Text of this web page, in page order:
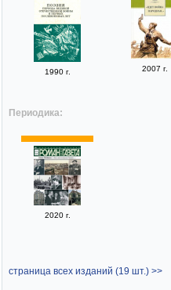
1990 г. 2007 г.
Периодика:
2020 г.
страница всех изданий (19 шт.) >>